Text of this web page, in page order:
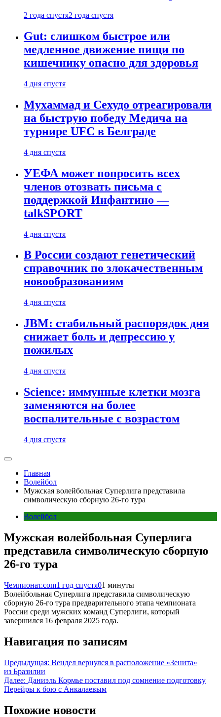
2 года спустя2 года спустя
Gut: слишком быстрое или
медленное движение пищи по
кишечнику опасно для здоровья
4 дня спустя
Мухаммад и Сехудо отреагировали
на быструю победу Медича на
турнире UFC в Белграде
4 дня спустя
УЕФА может попросить всех
членов отозвать письма с
поддержкой Инфантино —
talkSPORT
4 дня спустя
В России создают генетический
справочник по злокачественным
новообразованиям
4 дня спустя
JBM: стабильный распорядок дня
снижает боль и депрессию у
пожилых
4 дня спустя
Science: иммунные клетки мозга
заменяются на более
воспалительные с возрастом
4 дня спустя
Главная
Волейбол
Мужская волейбольная Суперлига представила
символическую сборную 26-го тура
Волейбол
Мужская волейбольная Суперлига
представила символическую сборную
26-го тура
Чемпионат.com1 год спустя01 минуты
Волейбольная Суперлига представила символическую
сборную 26-го тура предварительного этапа чемпионата
России среди мужских команд Суперлиги, который
завершился 16 февраля 2025 года.
Навигация по записям
Предыдущая: Вендел вернулся в расположение «Зенита»
из Бразилии
Далее: Даниэль Кормье поставил под сомнение подготовку
Перейры к бою с Анкалаевым
Похожие новости